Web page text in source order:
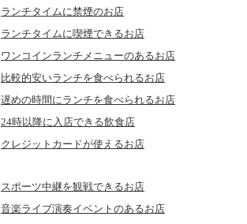
ランチタイムに禁煙のお店
ランチタイムに喫煙できるお店
ワンコインランチメニューのあるお店
比較的安いランチを食べられるお店
遅めの時間にランチを食べられるお店
24時以降に入店できる飲食店
クレジットカードが使えるお店
スポーツ中継を観戦できるお店
音楽ライブ演奏イベントのあるお店